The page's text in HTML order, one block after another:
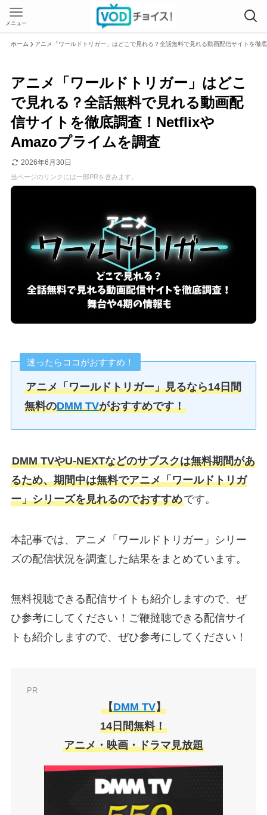
メニュー
ホーム アニメ「ワールドトリガー」はどこで見れる？全話無料で見れる動画配信サイト
アニメ「ワールドトリガー」はどこ
で見れる？全話無料で見れる動画配
信サイトを徹底調査！Netflixや
Amazoプライムを調査
2026年6月30日
当ページのリンクには一部PRを含みます。
迷ったらココがおすすめ！
アニメ「ワールドトリガー」見るなら14日間
無料のDMM TVがおすすめです！
DMM TVやU-NEXTなどのサブスクは無料期間があ
るため、期間中は無料でアニメ「ワールドトリガ
ー」シリーズを見れるのでおすすめです。
本記事では、アニメ「ワールドトリガー」シリー
ズの配信状況を調査した結果をまとめています。
無料視聴できる配信サイトも紹介しますので、ぜ
ひ参考にしてください！ご鞭撻聴できる配信サイ
トも紹介しますので、ぜひ参考にしてください！
PR
【DMM TV】
14日間無料！
アニメ・映画・ドラマ見放題